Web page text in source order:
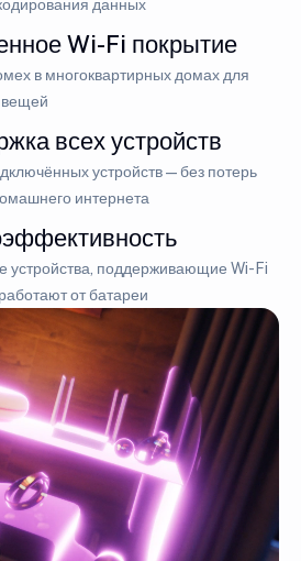
данных
Wi-Fi покрытие
в многоквартирных домах для
вещей
всех устройств
устройств — без потерь
интернета
устройства, поддерживающие Wi-Fi
от батареи